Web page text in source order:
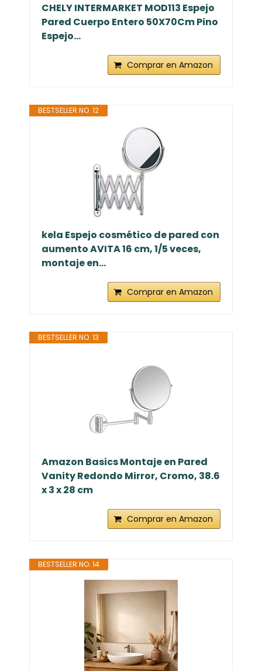
CHELY INTERMARKET MOD113 Espejo
Pared Cuerpo Entero 50X70Cm Pino
Espejo...
Comprar en Amazon
BESTSELLER NO. 12
kela Espejo cosmético de pared con
aumento AVITA 16 cm, 1/5 veces,
montaje en...
Comprar en Amazon
BESTSELLER NO. 13
Amazon Basics Montaje en Pared
Vanity Redondo Mirror, Cromo, 38.6
x 3 x 28 cm
Comprar en Amazon
BESTSELLER NO. 14